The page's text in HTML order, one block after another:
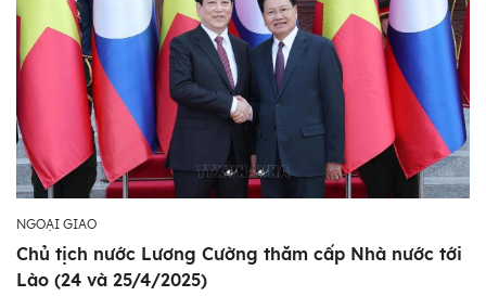
NGOẠI GIAO
Chủ tịch nước Lương Cường thăm cấp Nhà nước tới
Lào (24 và 25/4/2025)